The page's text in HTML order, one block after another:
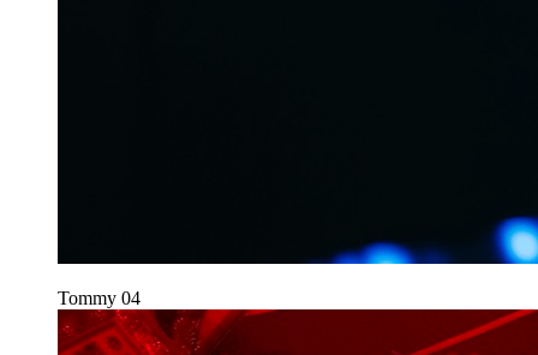
Tommy 04